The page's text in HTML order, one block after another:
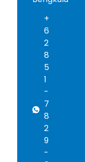
+
6
2
8
5
1
-
7
8
2
9
-